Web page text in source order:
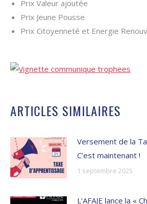
Prix Valeur ajoutée
Prix Jeune Pousse
Prix Citoyenneté et Energie
ARTICLES SIMILAIRES
Versement de la
C’est maintenant !
1 septembre 2025
L’AFAJE lance la «